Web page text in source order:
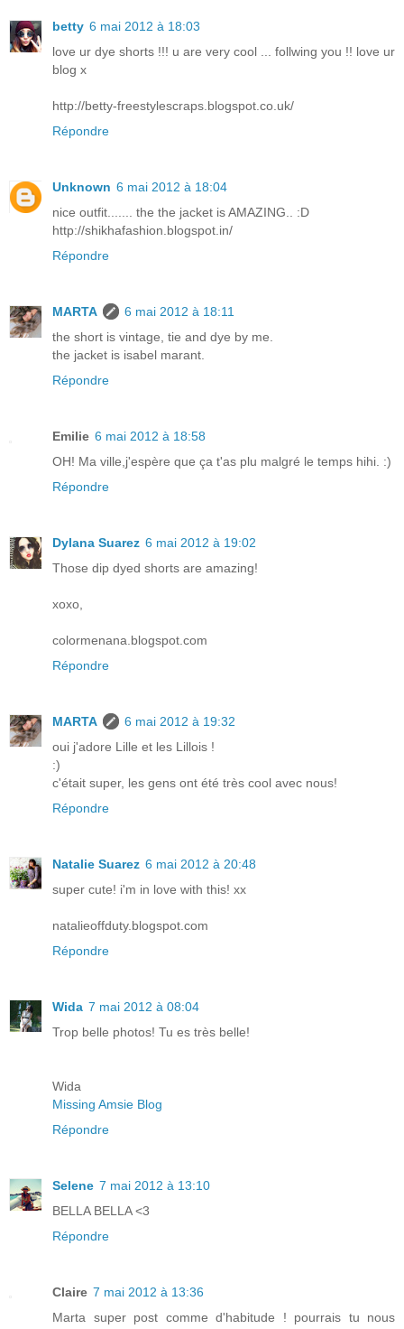
betty 6 mai 2012 à 18:03
love ur dye shorts !!! u are very cool ... follwing you !! love ur
blog x
http://betty-freestylescraps.blogspot.co.uk/
Répondre
Unknown 6 mai 2012 à 18:04
nice outfit....... the the jacket is AMAZING.. :D
http://shikhafashion.blogspot.in/
Répondre
MARTA
6 mai 2012 à 18:11
the short is vintage, tie and dye by me.
the jacket is isabel marant.
Répondre
Emilie 6 mai 2012 à 18:58
OH! Ma ville,j'espère que ça t'as plu malgré le temps hihi. :)
Répondre
Dylana Suarez 6 mai 2012 à 19:02
Those dip dyed shorts are amazing!
xoxo,
colormenana.blogspot.com
Répondre
MARTA
6 mai 2012 à 19:32
oui j'adore Lille et les Lillois !
:)
c'était super, les gens ont été très cool avec nous!
Répondre
Natalie Suarez 6 mai 2012 à 20:48
super cute! i'm in love with this! xx
natalieoffduty.blogspot.com
Répondre
Wida 7 mai 2012 à 08:04
Trop belle photos! Tu es très belle!
Wida
Missing Amsie Blog
Répondre
Selene 7 mai 2012 à 13:10
BELLA BELLA <3
Répondre
Claire 7 mai 2012 à 13:36
Marta super post comme d'habitude ! pourrais tu nous